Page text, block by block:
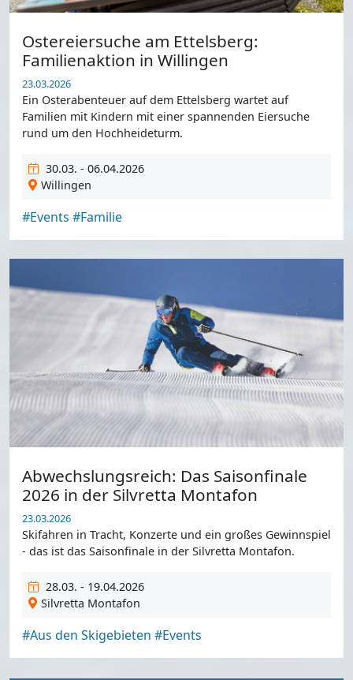
Ostereiersuche am Ettelsberg:
Familienaktion in Willingen
23.03.2026
Ein Osterabenteuer auf dem Ettelsberg wartet auf
Familien mit Kindern mit einer spannenden Eiersuche
rund um den Hochheideturm.
30.03. - 06.04.2026
Willingen
#Events #Familie
Abwechslungsreich: Das Saisonfinale
2026 in der Silvretta Montafon
23.03.2026
Skifahren in Tracht, Konzerte und ein großes Gewinnspiel
- das ist das Saisonfinale in der Silvretta Montafon.
28.03. - 19.04.2026
Silvretta Montafon
#Aus den Skigebieten #Events